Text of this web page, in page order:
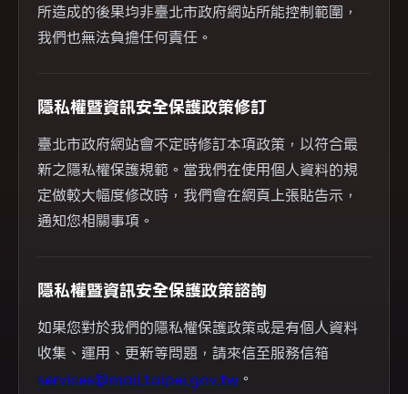
所造成的後果均非臺北市政府網站所能控制範圍，
我們也無法負擔任何責任。
隱私權暨資訊安全保護政策修訂
臺北市政府網站會不定時修訂本項政策，以符合最
新之隱私權保護規範。當我們在使用個人資料的規
定做較大幅度修改時，我們會在網頁上張貼告示，
通知您相關事項。
隱私權暨資訊安全保護政策諮詢
如果您對於我們的隱私權保護政策或是有個人資料
收集、運用、更新等問題，請來信至服務信箱
services@mail.taipei.gov.tw 。